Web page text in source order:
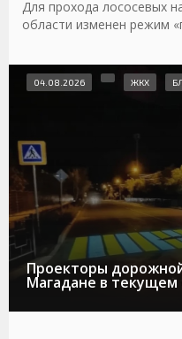
Для прохода лососевых
области изменен режим
Проекторы
Магадане в текущем
04.08.2026 ЖКХ